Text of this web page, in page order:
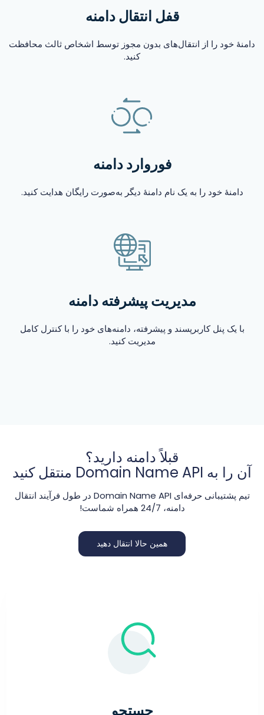
قفل انتقال دامنه
دامنهٔ خود را از انتقال‌های بدون مجوز توسط اشخاص ثالث محافظت
کنید.
فوروارد دامنه
دامنهٔ خود را به یک نام دامنهٔ دیگر به‌صورت رایگان هدایت کنید.
مدیریت پیشرفته دامنه
با یک پنل کاربرپسند و پیشرفته، دامنه‌های خود را با کنترل کامل
مدیریت کنید.
قبلاً دامنه دارید؟
آن را به Domain Name API منتقل کنید
تیم پشتیبانی حرفه‌ای Domain Name API در طول فرآیند انتقال
دامنه، 24/7 همراه شماست!
همین حالا انتقال دهید
جستجو